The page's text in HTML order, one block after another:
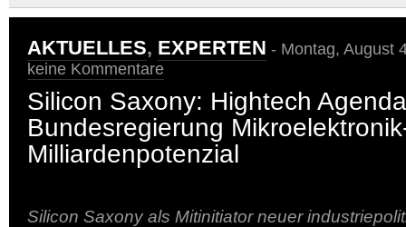
AKTUELLES, EXPERTEN - Montag, August
keine Kommentare
Silicon Saxony: Hightech
Bundesregierung
Milliardenpotenzial
Silicon Saxony als Mitinitiator neuer